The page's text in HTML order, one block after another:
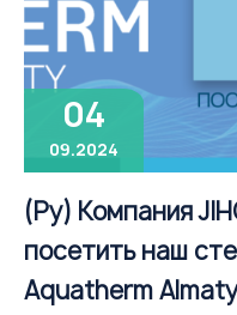
04
09.2024
(Ру) Компания
посетить наш
Aquatherm